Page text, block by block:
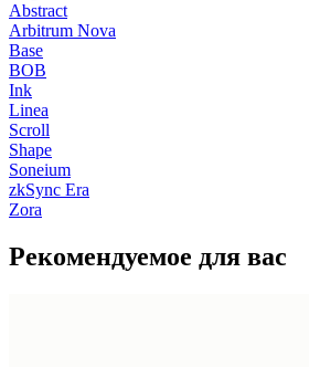
Abstract
Arbitrum Nova
Base
BOB
Ink
Linea
Scroll
Shape
Soneium
zkSync Era
Zora
Рекомендуемое для вас